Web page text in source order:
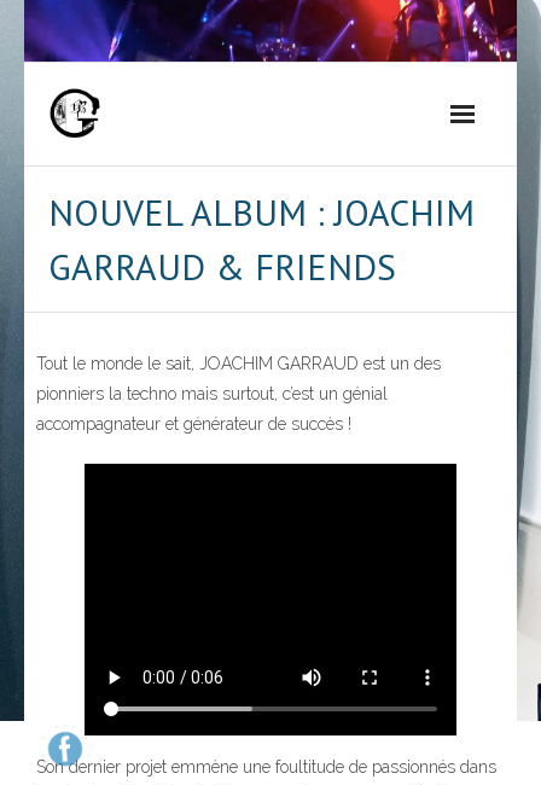
to
NOUVEL ALBUM : JOACHIM
GARRAUD & FRIENDS
Tout le monde le sait, JOACHIM GARRAUD est un des
pionniers la techno mais surtout, c’est un génial
accompagnateur et générateur de succès !
Son dernier projet emmène une foultitude de passionnés dans